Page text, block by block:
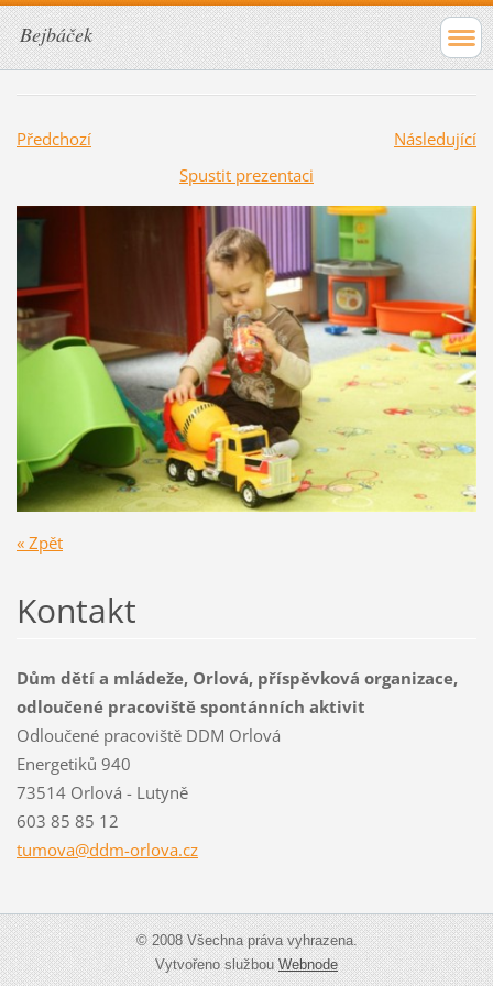
Bejbáček
Předchozí
Následující
Spustit prezentaci
« Zpět
Kontakt
Dům dětí a mládeže, Orlová, příspěvková organizace,
odloučené pracoviště spontánních aktivit
Odloučené pracoviště DDM Orlová
Energetiků 940
73514 Orlová - Lutyně
603 85 85 12
tumova@ddm-orlova.cz
© 2008 Všechna práva vyhrazena.
Vytvořeno službouWebnode